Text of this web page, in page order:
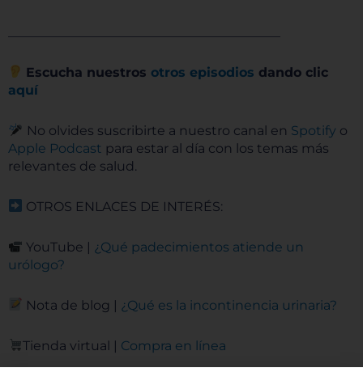
Escucha nuestros otros episodios dando clic
aquí
No olvides suscribirte a nuestro canal en Spotify o
Apple Podcast para estar al día con los temas más
relevantes de salud.
OTROS ENLACES DE INTERÉS:
YouTube | ¿Qué padecimientos atiende un
urólogo?
Nota de blog | ¿Qué es la incontinencia urinaria?
Tienda virtual | Compra en línea